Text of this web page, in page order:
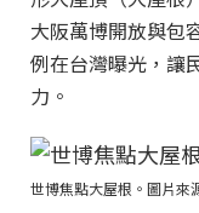
大阪萬博開放與包
例在台灣曝光，讓
力。
世博焦點大屋根。圖片來